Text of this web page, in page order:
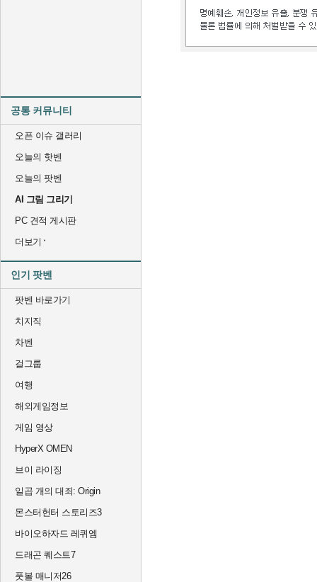
공통 커뮤니티
오픈 이슈 갤러리
오늘의 핫벤
오늘의 팟벤
AI 그림 그리기
PC 견적 게시판
더보기
인기 팟벤
팟벤 바로가기
치지직
차벤
걸그룹
여행
해외게임정보
게임 영상
HyperX OMEN
브이 라이징
일곱 개의 대죄: Origin
몬스터헌터 스토리즈3
바이오하자드 레퀴엠
드래곤 퀘스트7
풋볼 매니저26